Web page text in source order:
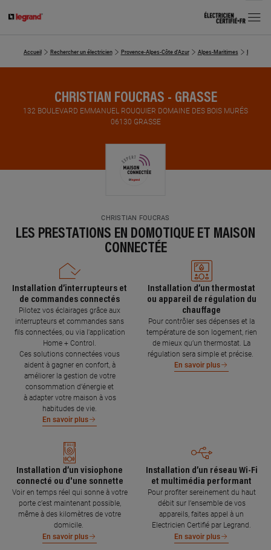
MENU
Accueil Rechercher un électricien Provence-Alpes-Côte d'Azur Alpes-Maritimes
CHRISTIAN FOUCRAS - GRASSE
132 BOULEVARD EMMANUEL ROUQUIER DOMAINE DES BOIS MURÉS
06130 GRASSE
CHRISTIAN FOUCRAS
LES PRESTATIONS EN DOMOTIQUE ET MAISON
CONNECTÉE
Installation d’interrupteurs et
de commandes connectés
Pilotez vos éclairages grâce aux
interrupteurs et commandes sans
fils connectées, ou via l'application
Home + Control.
Ces solutions connectées vous
aident à gagner en confort, à
améliorer la gestion de votre
consommation d’énergie et
à adapter votre maison à vos
habitudes de vie.
En savoir plus
Installation d’un thermostat
ou appareil de régulation du
chauffage
Pour contrôler ses dépenses et la
température de son logement, rien
de mieux qu’un thermostat. La
régulation sera simple et précise.
En savoir plus
Installation d’un visiophone
connecté ou d'une sonnette
Voir en temps réel qui sonne à votre
porte c’est maintenant possible,
même à des kilomètres de votre
domicile.
En savoir plus
Installation d’un réseau Wi-Fi
et multimédia performant
Pour profiter sereinement du haut
débit sur l’ensemble de vos
appareils, faites appel à un
Electricien Certifié par Legrand.
En savoir plus